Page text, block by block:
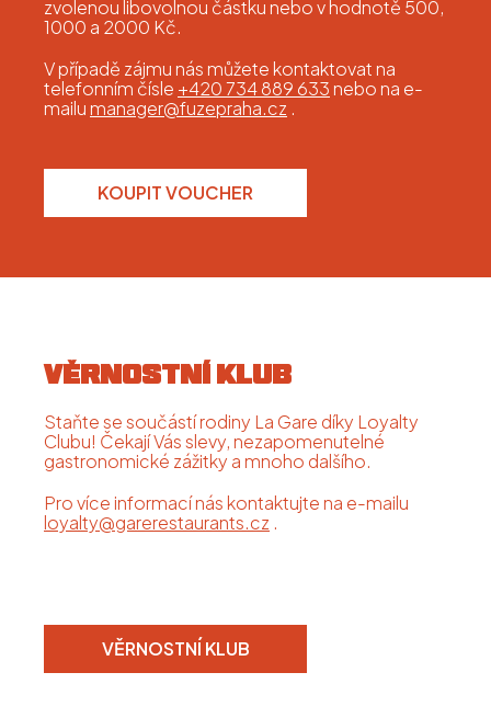
zvolenou libovolnou částku nebo v hodnotě 500,
1000 a 2000 Kč.
V případě zájmu nás můžete kontaktovat na
telefonním čísle +420 734 889 633nebo na e-
mailumanager@fuzepraha.cz .
KOUPIT VOUCHER
VĚRNOSTNÍ KLUB
Staňte se součástí rodiny La Gare díky Loyalty
Clubu! Čekají Vás slevy, nezapomenutelné
gastronomické zážitky a mnoho dalšího.
Pro více informací nás kontaktujte na e-mailu
loyalty@garerestaurants.cz .
VĚRNOSTNÍ KLUB